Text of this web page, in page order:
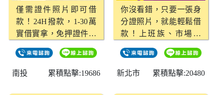
程，讓每個人都能輕鬆
完成貸款。 靈活額度，
滿足多元需求 提供1至
20萬元的靈活額度選
擇，適用於各種日常生
活需求，從小額應急至
中期資金周轉都無問
僅需證件照片即可借
款！24H撥款，1-30萬
實借實拿，免押證件、
便利。
南投
累積點擊:19686
你沒看錯，只要一張身
分證照片，就能輕鬆借
款！上班族、市場攤
抵押、免照會，還款方
式超彈性，新北借款，
新北市 累積點擊:20480